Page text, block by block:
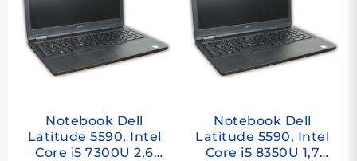
Notebook Dell
Latitude 5590, Intel
Core i5 7300U 2,6
Notebook Dell
Latitude 5590, Intel
Core i5 8350U 1,7